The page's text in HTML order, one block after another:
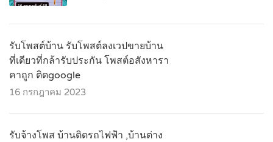
รับโพสต์บ้าน รับโพสต์ลงเวปขายบ้าน
ที่เดียวที่กล้ารับประกัน โพสต์อสังหารา
คาถูก ติดgoogle
16 กรกฎาคม 2023
รับจ้างโพส บ้านติดรถไฟฟ้า ,บ้านต่าง